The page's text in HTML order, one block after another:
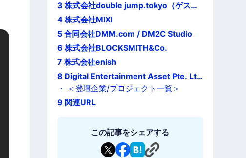
3株式会社double jump.tokyo（ゲスト
スピーカー：株式会社セガ）
4株式会社MIXI
5合同会社DMM.com / DM2C Studio
6株式会社BLOCKSMITH&Co.
7株式会社enish
8 Digital Entertainment Asset Pte. Lt
d.・
＜登壇企業/プロジェクト一覧＞
9 関連URL
この記事をシェアする